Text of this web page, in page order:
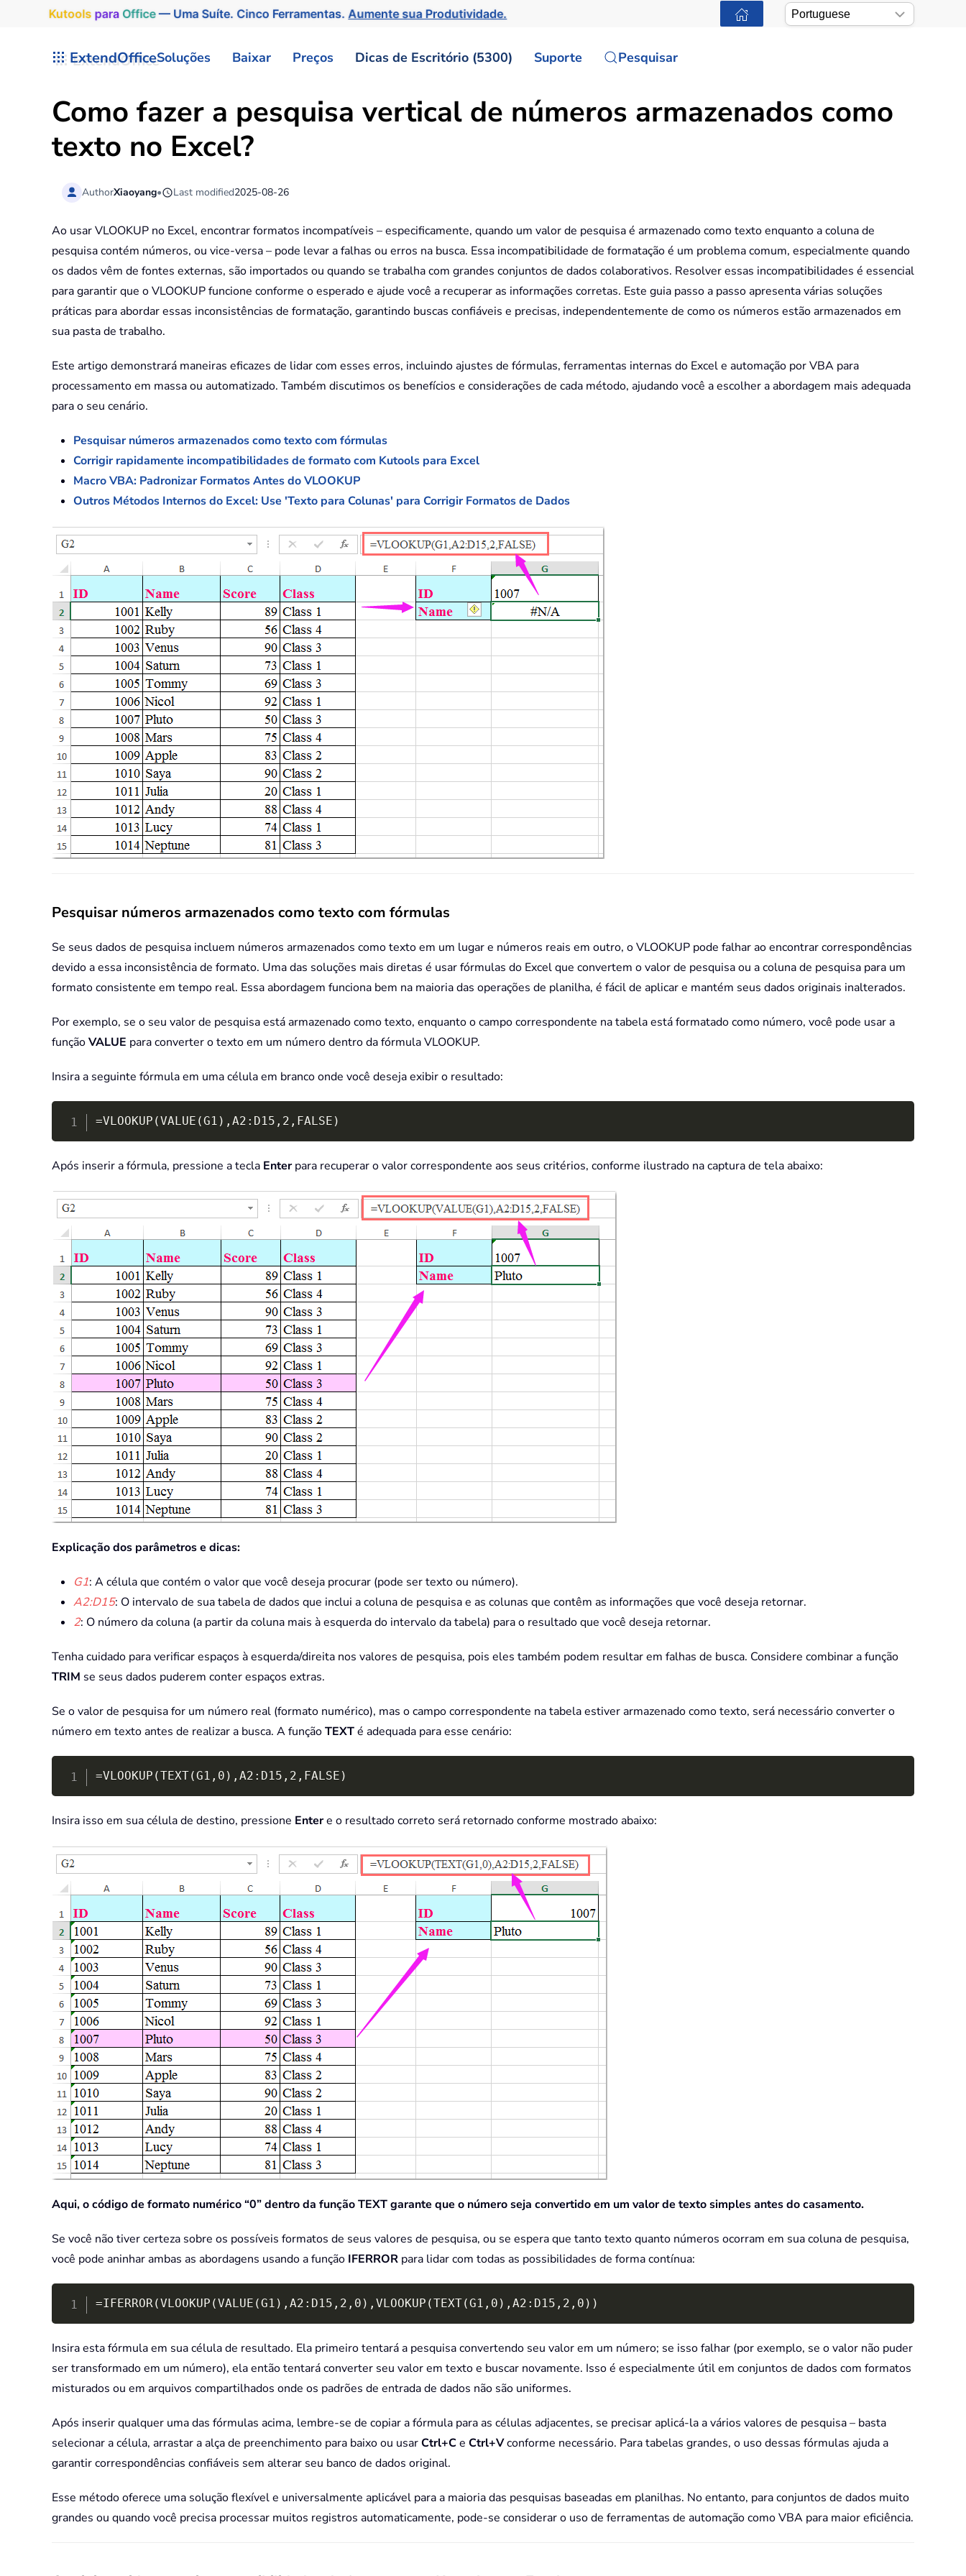
Kutools para Office— Uma Suíte. Cinco Ferramentas.Aumente sua Produtividade.
ExtendOfficeSoluções Baixar Preços Dicas de Escritório (5300) Suporte Pesquisar
Como fazer a pesquisa vertical de números armazenados como
texto no Excel?
AuthorXiaoyang• Last modified2025-08-26
Ao usar VLOOKUP no Excel, encontrar formatos incompatíveis – especificamente, quando um valor de pesquisa é armazenado como texto enquanto a coluna de
pesquisa contém números, ou vice-versa – pode levar a falhas ou erros na busca. Essa incompatibilidade de formatação é um problema comum, especialmente quando
os dados vêm de fontes externas, são importados ou quando se trabalha com grandes conjuntos de dados colaborativos. Resolver essas incompatibilidades é essencial
para garantir que o VLOOKUP funcione conforme o esperado e ajude você a recuperar as informações corretas. Este guia passo a passo apresenta várias soluções
práticas para abordar essas inconsistências de formatação, garantindo buscas confiáveis e precisas, independentemente de como os números estão armazenados em
sua pasta de trabalho.
Este artigo demonstrará maneiras eficazes de lidar com esses erros, incluindo ajustes de fórmulas, ferramentas internas do Excel e automação por VBA para
processamento em massa ou automatizado. Também discutimos os benefícios e considerações de cada método, ajudando você a escolher a abordagem mais adequada
para o seu cenário.
Pesquisar números armazenados como texto com fórmulas
Corrigir rapidamente incompatibilidades de formato com Kutools para Excel
Macro VBA: Padronizar Formatos Antes do VLOOKUP
Outros Métodos Internos do Excel: Use 'Texto para Colunas' para Corrigir Formatos de Dados
Pesquisar números armazenados como texto com fórmulas
Se seus dados de pesquisa incluem números armazenados como texto em um lugar e números reais em outro, o VLOOKUP pode falhar ao encontrar correspondências
devido a essa inconsistência de formato. Uma das soluções mais diretas é usar fórmulas do Excel que convertem o valor de pesquisa ou a coluna de pesquisa para um
formato consistente em tempo real. Essa abordagem funciona bem na maioria das operações de planilha, é fácil de aplicar e mantém seus dados originais inalterados.
Por exemplo, se o seu valor de pesquisa está armazenado como texto, enquanto o campo correspondente na tabela está formatado como número, você pode usar a
funçãoVALUE para converter o texto em um número dentro da fórmula VLOOKUP.
Insira a seguinte fórmula em uma célula em branco onde você deseja exibir o resultado:
=VLOOKUP(VALUE(G1),A2:D15,2,FALSE)
Após inserir a fórmula, pressione a tecla Enterpara recuperar o valor correspondente aos seus critérios, conforme ilustrado na captura de tela abaixo:
Explicação dos parâmetros e dicas:
G1: A célula que contém o valor que você deseja procurar (pode ser texto ou número).
A2:D15: O intervalo de sua tabela de dados que inclui a coluna de pesquisa e as colunas que contêm as informações que você deseja retornar.
2: O número da coluna (a partir da coluna mais à esquerda do intervalo da tabela) para o resultado que você deseja retornar.
Tenha cuidado para verificar espaços à esquerda/direita nos valores de pesquisa, pois eles também podem resultar em falhas de busca. Considere combinar a função
TRIM se seus dados puderem conter espaços extras.
Se o valor de pesquisa for um número real (formato numérico), mas o campo correspondente na tabela estiver armazenado como texto, será necessário converter o
número em texto antes de realizar a busca. A funçãoTEXTé adequada para esse cenário:
=VLOOKUP(TEXT(G1,0),A2:D15,2,FALSE)
Insira isso em sua célula de destino, pressione Entere o resultado correto será retornado conforme mostrado abaixo:
Aqui, o código de formato numérico “0” dentro da função TEXT garante que o número seja convertido em um valor de texto simples antes do casamento.
Se você não tiver certeza sobre os possíveis formatos de seus valores de pesquisa, ou se espera que tanto texto quanto números ocorram em sua coluna de pesquisa,
você pode aninhar ambas as abordagens usando a função IFERROR para lidar com todas as possibilidades de forma contínua:
=IFERROR(VLOOKUP(VALUE(G1),A2:D15,2,0),VLOOKUP(TEXT(G1,0),A2:D15,2,0))
Insira esta fórmula em sua célula de resultado. Ela primeiro tentará a pesquisa convertendo seu valor em um número; se isso falhar (por exemplo, se o valor não puder
ser transformado em um número), ela então tentará converter seu valor em texto e buscar novamente. Isso é especialmente útil em conjuntos de dados com formatos
misturados ou em arquivos compartilhados onde os padrões de entrada de dados não são uniformes.
Após inserir qualquer uma das fórmulas acima, lembre-se de copiar a fórmula para as células adjacentes, se precisar aplicá-la a vários valores de pesquisa – basta
selecionar a célula, arrastar a alça de preenchimento para baixo ou usarCtrl+Ce Ctrl+Vconforme necessário. Para tabelas grandes, o uso dessas fórmulas ajuda a
garantir correspondências confiáveis sem alterar seu banco de dados original.
Esse método oferece uma solução flexível e universalmente aplicável para a maioria das pesquisas baseadas em planilhas. No entanto, para conjuntos de dados muito
grandes ou quando você precisa processar muitos registros automaticamente, pode-se considerar o uso de ferramentas de automação como VBA para maior eficiência.